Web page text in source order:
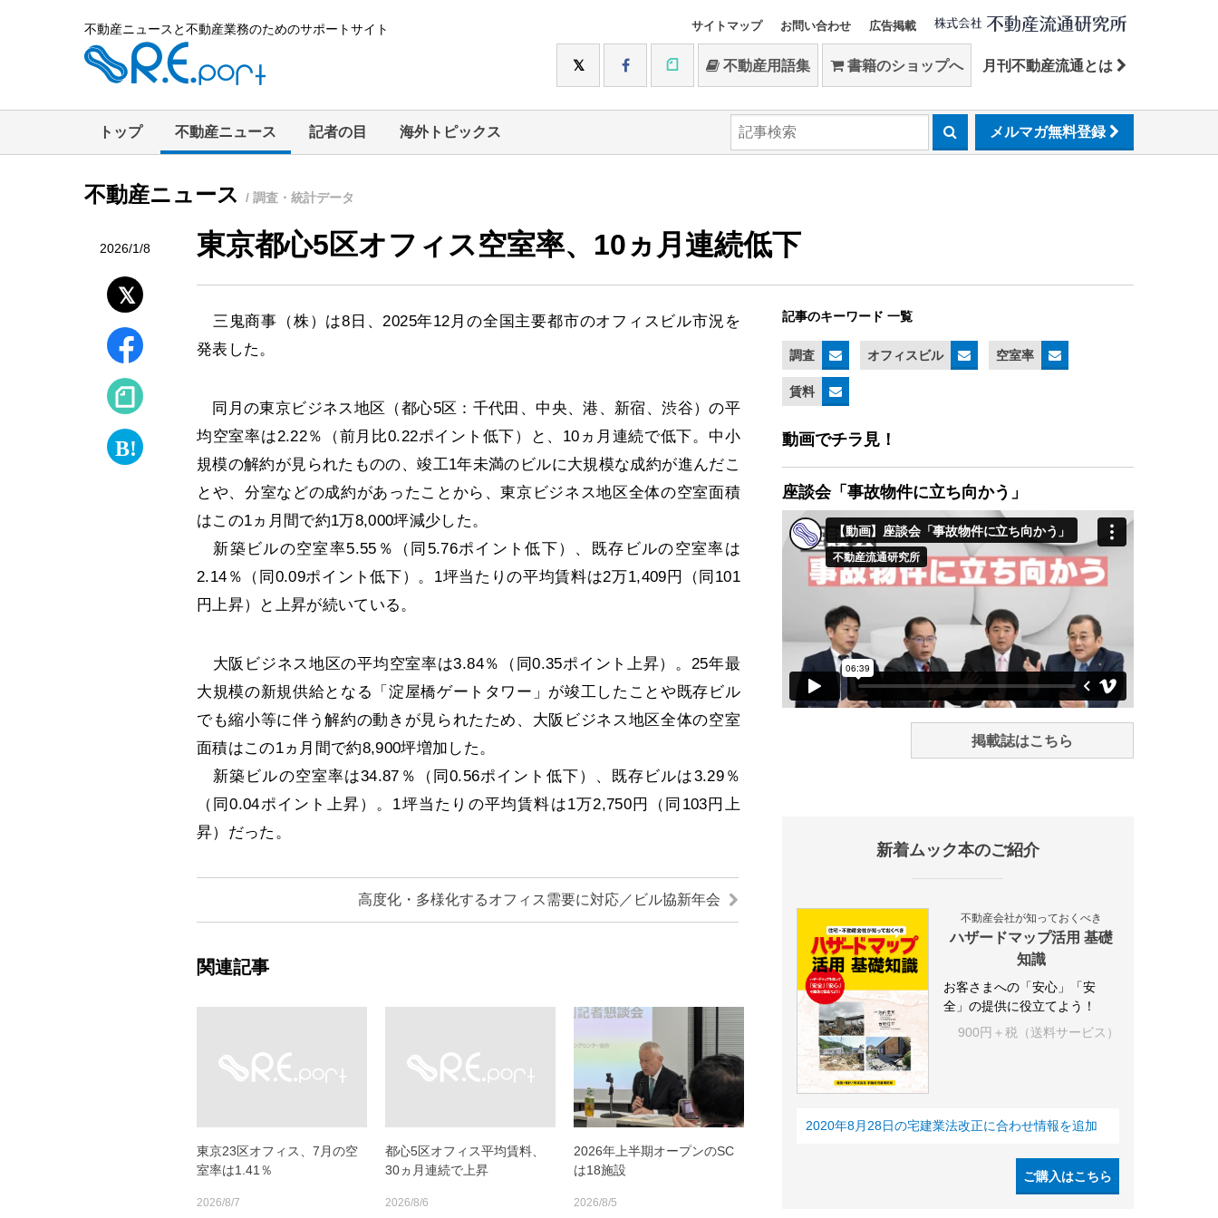
不動産ニュースと不動産業務のためのサポートサイト サイトマップ お問い合わせ 広告掲載
不動産用語集 書籍のショップへ 月刊不動産流通とは
トップ 不動産ニュース 記者の目 海外トピックス メルマガ無料登録
不動産ニュース / 調査・統計データ
2026/1/8 東京都心5区オフィス空室率、10ヵ月連続低下
三鬼商事（株）は8日、2025年12月の全国主要都市のオフィスビル市況を
発表した。
同月の東京ビジネス地区（都心5区：千代田、中央、港、新宿、渋谷）の平
均空室率は2.22％（前月比0.22ポイント低下）と、10ヵ月連続で低下。中小
規模の解約が見られたものの、竣工1年未満のビルに大規模な成約が進んだこ
とや、分室などの成約があったことから、東京ビジネス地区全体の空室面積
はこの1ヵ月間で約1万8,000坪減少した。
新築ビルの空室率5.55％（同5.76ポイント低下）、既存ビルの空室率は
2.14％（同0.09ポイント低下）。1坪当たりの平均賃料は2万1,409円（同101
円上昇）と上昇が続いている。
大阪ビジネス地区の平均空室率は3.84％（同0.35ポイント上昇）。25年最
大規模の新規供給となる「淀屋橋ゲートタワー」が竣工したことや既存ビル
でも縮小等に伴う解約の動きが見られたため、大阪ビジネス地区全体の空室
面積はこの1ヵ月間で約8,900坪増加した。
新築ビルの空室率は34.87％（同0.56ポイント低下）、既存ビルは3.29％
（同0.04ポイント上昇）。1坪当たりの平均賃料は1万2,750円（同103円上
昇）だった。
高度化・多様化するオフィス需要に対応／ビル協新年会
関連記事
東京23区オフィス、7月の空
室率は1.41％
2026/8/7
都心5区オフィス平均賃料、
30ヵ月連続で上昇
2026/8/6
2026年上半期オープンのSC
は18施設
2026/8/5
記事のキーワード 一覧
調査 オフィスビル 空室率
賃料
動画でチラ見！
座談会「事故物件に立ち向かう」
掲載誌はこちら
新着ムック本のご紹介
不動産会社が知っておくべき
ハザードマップ活用 基礎
知識
お客さまへの「安心」「安
全」の提供に役立てよう！
900円＋税（送料サービス）
2020年8月28日の宅建業法改正に合わせ情報を追加
ご購入はこちら